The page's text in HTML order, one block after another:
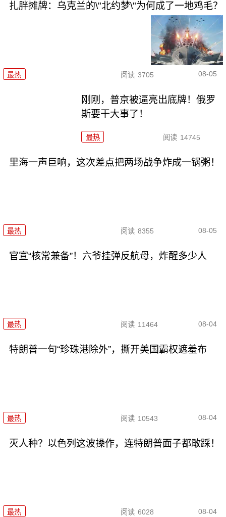
扎胖摊牌：乌克兰的\"北约梦\"为何成了一地鸡毛？
最热 阅读 3705 08-05
刚刚，普京被逼亮出底牌！俄罗
斯要干大事了！
最热 阅读 14745
里海一声巨响，这次差点把两场战争炸成一锅粥！
最热 阅读 8355 08-05
官宣“核常兼备”！六爷挂弹反航母，炸醒多少人
最热 阅读 11464 08-04
特朗普一句“珍珠港除外”，撕开美国霸权遮羞布
最热 阅读 10543 08-04
灭人种？以色列这波操作，连特朗普面子都敢踩！
最热 阅读 6028 08-04